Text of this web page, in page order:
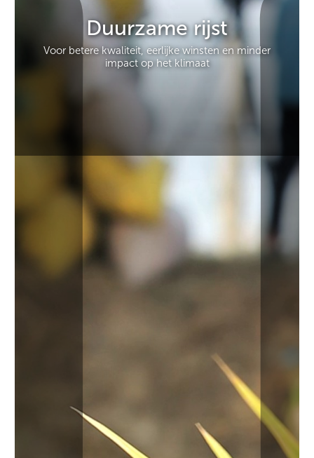
Duurzame rijst
Voor betere kwaliteit, eerlijke winsten en minder
impact op het klimaat